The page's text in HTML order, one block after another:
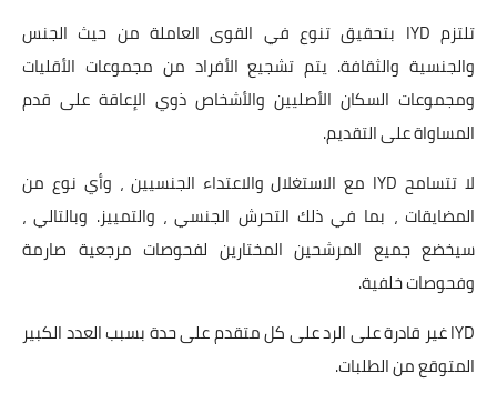
تلتزم IYD بتحقيق تنوع في القوى العاملة من حيث الجنس
والجنسية والثقافة. يتم تشجيع الأفراد من مجموعات الأقليات
ومجموعات السكان الأصليين والأشخاص ذوي الإعاقة على قدم
المساواة على التقديم.
لا تتسامح IYD مع الاستغلال والاعتداء الجنسيين ، وأي نوع من
المضايقات ، بما في ذلك التحرش الجنسي ، والتمييز. وبالتالي ،
سيخضع جميع المرشحين المختارين لفحوصات مرجعية صارمة
وفحوصات خلفية.
IYD غير قادرة على الرد على كل متقدم على حدة بسبب العدد الكبير
المتوقع من الطلبات.